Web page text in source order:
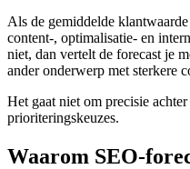
Als de gemiddelde
content-, optimalisatie- en
niet, dan vertelt de forecast je
ander onderwerp met sterkere
Het gaat niet om precisie
prioriteringskeuzes.
Waarom SEO-